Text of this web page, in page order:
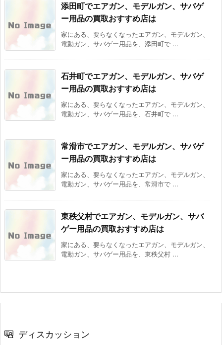
添田町でエアガン、モデルガン、サバゲ
ー用品の買取おすすめ店は
家にある、要らなくなったエアガン、モデルガン、
電動ガン、サバゲー用品を、添田町で ...
石井町でエアガン、モデルガン、サバゲ
ー用品の買取おすすめ店は
家にある、要らなくなったエアガン、モデルガン、
電動ガン、サバゲー用品を、石井町で ...
常滑市でエアガン、モデルガン、サバゲ
ー用品の買取おすすめ店は
家にある、要らなくなったエアガン、モデルガン、
電動ガン、サバゲー用品を、常滑市で ...
東秩父村でエアガン、モデルガン、サバ
ゲー用品の買取おすすめ店は
家にある、要らなくなったエアガン、モデルガン、
電動ガン、サバゲー用品を、東秩父村 ...
ディスカッション